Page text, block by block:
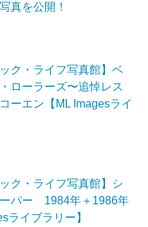
真を公開！
ック・ライフ写真館】ベ
ローラーズ〜追悼レス
ーエン【ML Imagesライ
ック・ライフ写真館】シ
パー 1984年＋1986年
ライブラリー】